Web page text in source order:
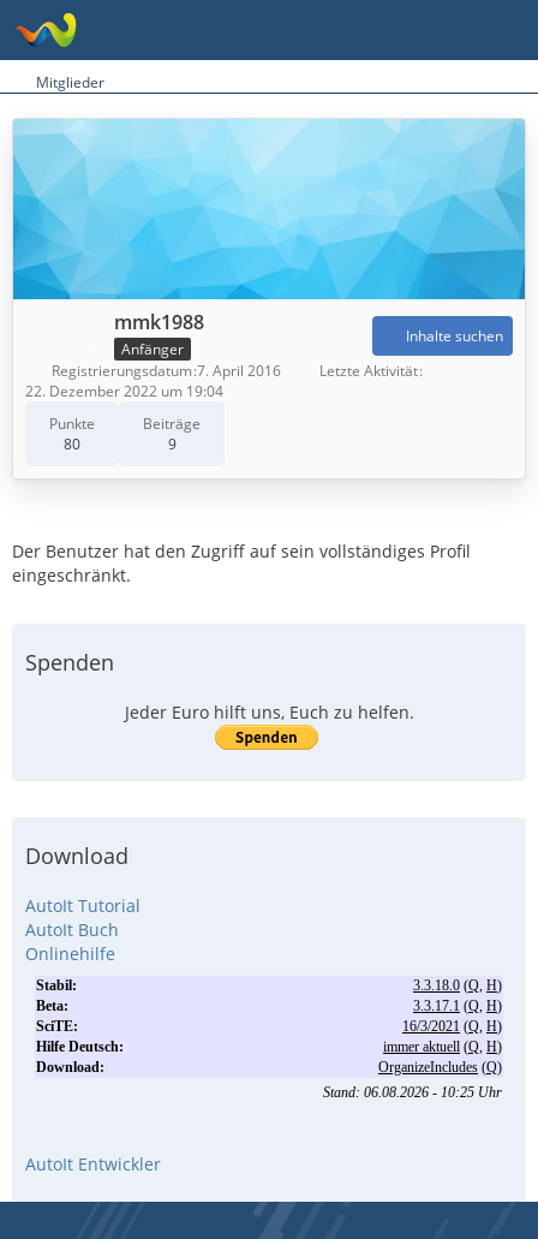
Mitglieder
mmk1988
Anfänger
Punkte
80
Beiträge
9
Inhalte suchen
Registrierungsdatum 7. April 2016
Letzte Aktivität
22. Dezember 2022 um 19:04
Der Benutzer hat den Zugriff auf sein vollständiges Profil
eingeschränkt.
Spenden
Jeder Euro hilft uns, Euch zu helfen.
Download
AutoIt Tutorial
AutoIt Buch
Onlinehilfe
AutoIt Entwickler